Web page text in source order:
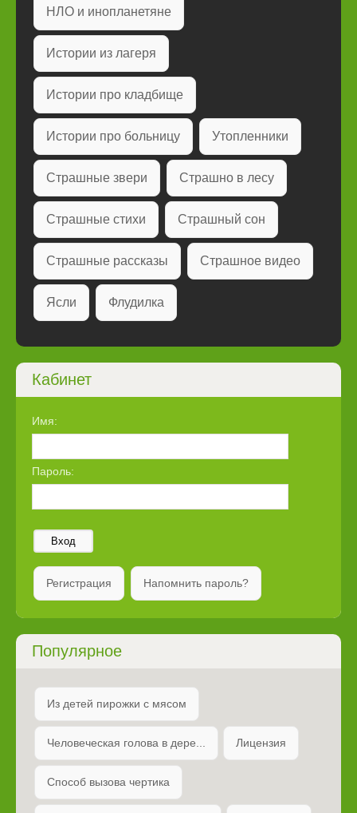
НЛО и инопланетяне
Истории из лагеря
Истории про кладбище
Истории про больницу Утопленники
Страшные звери Страшно в лесу
Страшные стихи Страшный сон
Страшные рассказы Страшное видео
Ясли Флудилка
Кабинет
Имя:
Пароль:
Вход
Регистрация Напомнить пароль?
Популярное
Из детей пирожки с мясом
Человеческая голова в дере... Лицензия
Способ вызова чертика